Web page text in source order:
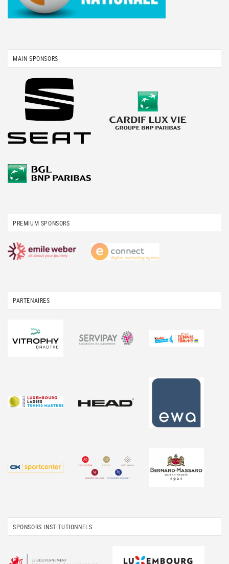
MAIN SPONSORS
PREMIUM SPONSORS
PARTENAIRES
SPONSORS INSTITUTIONNELS